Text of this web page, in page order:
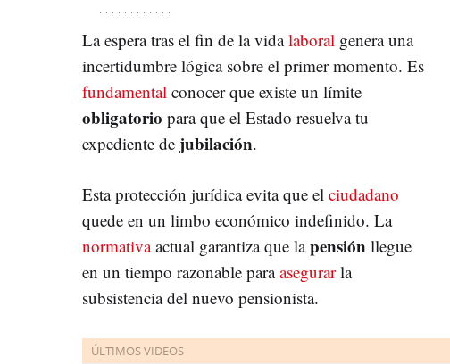
La espera tras el fin de la vidalaboral genera una
incertidumbre lógica sobre el primer momento. Es
fundamental conocer que existe un límite
obligatorio para que el Estado resuelva tu
expediente de jubilación.
Esta protección jurídica evita que el ciudadano
quede en un limbo económico indefinido. La
normativaactual garantiza que lapensión llegue
en un tiempo razonable paraasegurarla
subsistencia del nuevo pensionista.